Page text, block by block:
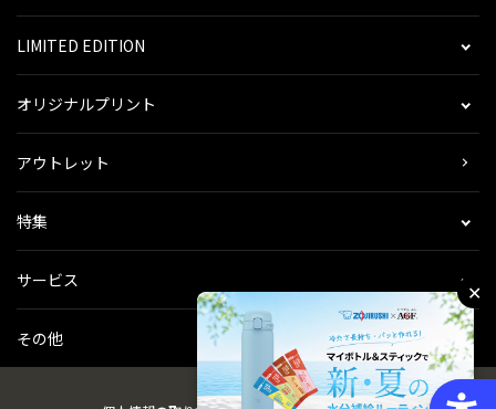
LIMITED EDITION
オリジナルプリント
アウトレット
特集
サービス
その他
✕